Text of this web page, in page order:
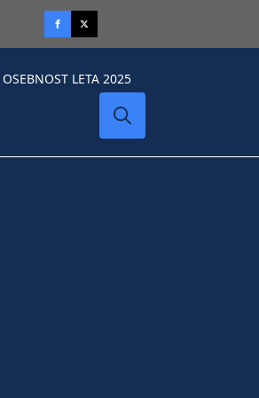
OSEBNOST LETA 2025